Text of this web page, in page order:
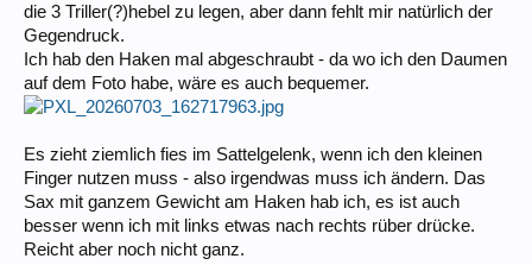
die 3 Triller(?)hebel zu legen, aber dann fehlt mir natürlich der
Gegendruck.
Ich hab den Haken mal abgeschraubt - da wo ich den Daumen
auf dem Foto habe, wäre es auch bequemer.
Es zieht ziemlich fies im Sattelgelenk, wenn ich den kleinen
Finger nutzen muss - also irgendwas muss ich ändern. Das
Sax mit ganzem Gewicht am Haken hab ich, es ist auch
besser wenn ich mit links etwas nach rechts rüber drücke.
Reicht aber noch nicht ganz.